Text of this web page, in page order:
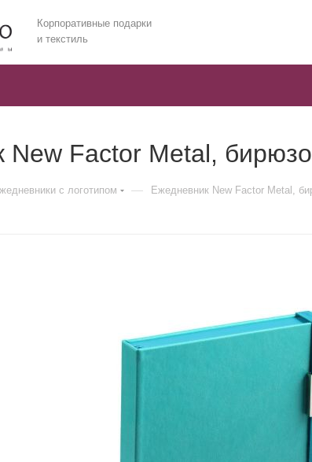
Корпоративные подарки
и текстиль
New Factor Metal,
c логотипом — Ежедневник New Factor Metal,